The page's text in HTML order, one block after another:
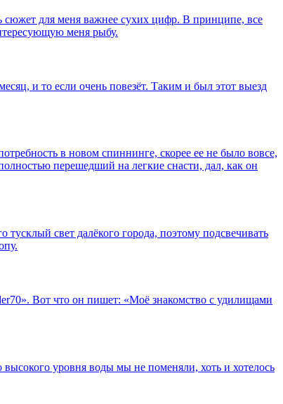
сюжет для меня важнее сухих цифр. В принципе, все
меня рыбу.
и то если очень повезёт. Таким и был этот выезд
в новом спиннинге, скорее ее не было вовсе,
перешедший на легкие снасти, дал, как он
свет далёкого города, поэтому подсвечивать
Вот что он пишет: «Моё знакомство с удилищами
высокого уровня воды мы не поменяли, хоть и хотелось